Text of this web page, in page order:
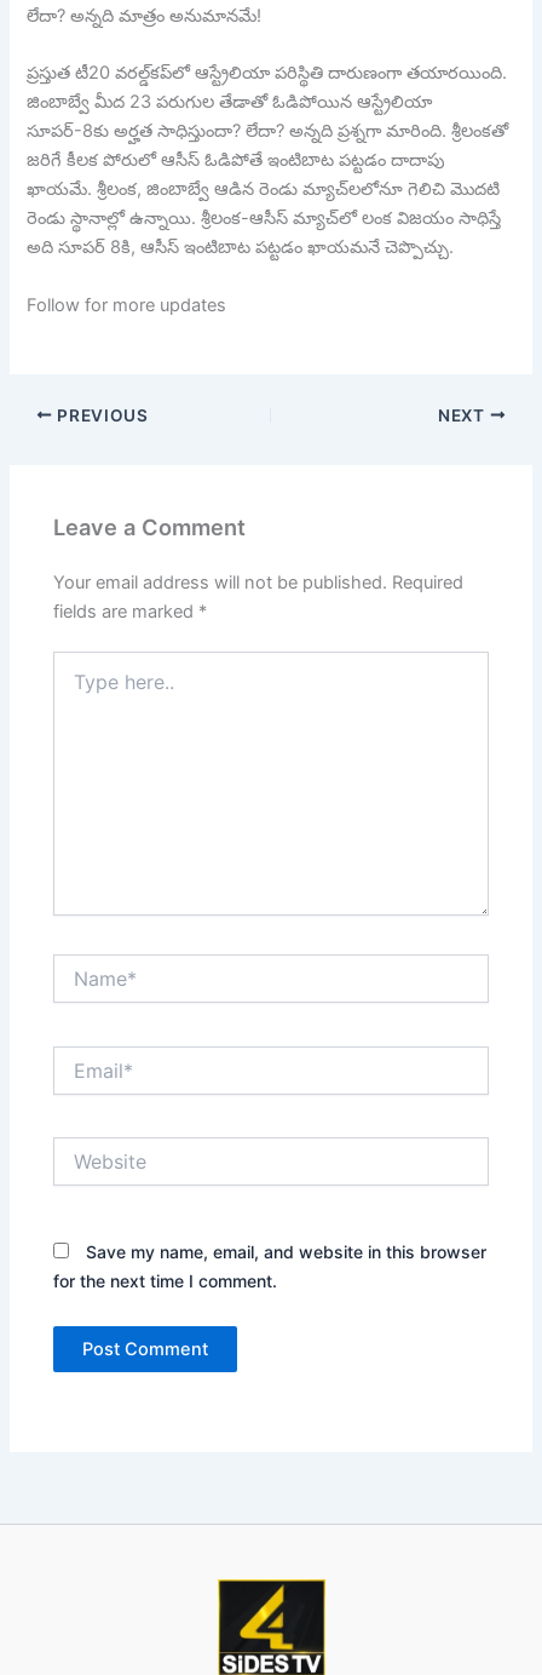
లేదా? అన్నది మాత్రం అనుమానమే!
ప్రస్తుత టీ20 వరల్డ్‌కప్‌లో ఆస్ట్రేలియా పరిస్థితి దారుణంగా తయారయింది.
జింబాబ్వే మీద 23 పరుగుల తేడాతో ఓడిపోయిన ఆస్ట్రేలియా
సూపర్-8కు అర్హత సాధిస్తుందా? లేదా? అన్నది ప్రశ్నగా మారింది. శ్రీలంకతో
జరిగే కీలక పోరులో ఆసీస్ ఓడిపోతే ఇంటిబాట పట్టడం దాదాపు
ఖాయమే. శ్రీలంక, జింబాబ్వే ఆడిన రెండు మ్యాచ్‌లలోనూ గెలిచి మొదటి
రెండు స్థానాల్లో ఉన్నాయి. శ్రీలంక-ఆసీస్ మ్యాచ్‌లో లంక విజయం సాధిస్తే
అది సూపర్ 8కి, ఆసీస్ ఇంటిబాట పట్టడం ఖాయమనే చెప్పొచ్చు.
Follow for more updates
PREVIOUS NEXT
Leave a Comment
Your email address will not be published. Required
fields are marked *
here..
Save my name, email, and website in this browser
for the next time I comment.